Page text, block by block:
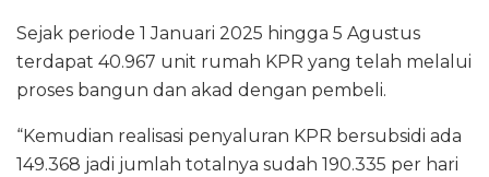
o
k
p
Sejak periode 1 Januari 2025 hingga 5 Agustus
terdapat 40.967 unit rumah KPR yang telah melalui
proses bangun dan akad dengan pembeli.
“Kemudian realisasi penyaluran KPR bersubsidi ada
149.368 jadi jumlah totalnya sudah 190.335 per hari